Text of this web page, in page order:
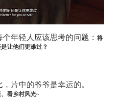
年轻人应该思考的问题： 将
让他们更难过？
片中的爷爷是幸运的。
看乡村风光~